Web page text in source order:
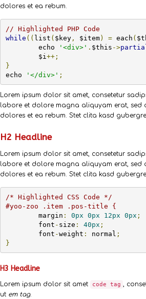
dolores et ea rebum.
// Highlighted PHP Code
while (( list ( $key, $item) = each (
	echo
'<div>' . $this ->
	$i
++;
}
echo
'</div>' ;
Lorem ipsum dolor sit amet, consetetur
labore et dolore magna aliquyam erat, sed
dolores et ea rebum. Stet clita kasd
H2 Headline
Lorem ipsum dolor sit amet, consetetur
labore et dolore magna aliquyam erat, sed
dolores et ea rebum. Stet clita kasd
/* Highlighted CSS Code */
#yoo-zoo .item .pos-title {
	margin
: 0px 0px 12px 0px ;
	font
- size : 40px ;
	font
-weight : normal ;
}
H3 Headline
Lorem ipsum dolor sit amet code tag ,
ut em tag.